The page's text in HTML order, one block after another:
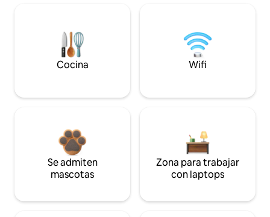
Cocina Wifi
Se admiten
mascotas
Zona para trabajar
con laptops